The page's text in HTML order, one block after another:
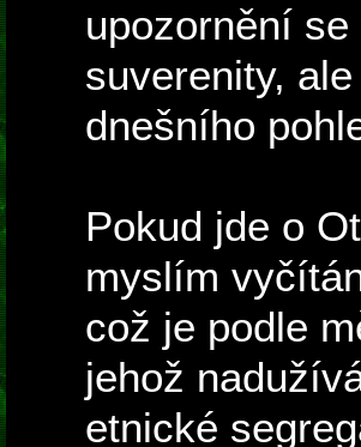
upozornění
suverenity,
dnešního
Pokud jde o
myslím
což je podle
jehož
etnické